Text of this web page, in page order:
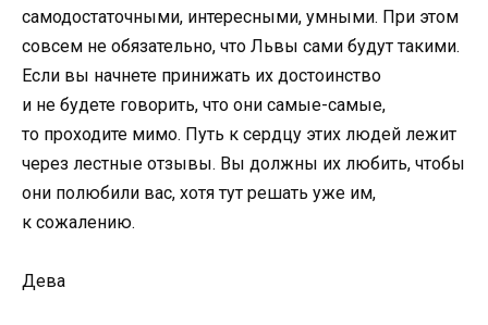
самодостаточными, интересными, умными. При этом
совсем не обязательно, что Львы сами будут такими.
Если вы начнете принижать их достоинство
и не будете говорить, что они самые-самые,
то проходите мимо. Путь к сердцу этих людей лежит
через лестные отзывы. Вы должны их любить, чтобы
они полюбили вас, хотя тут решать уже им,
к сожалению.
Дева